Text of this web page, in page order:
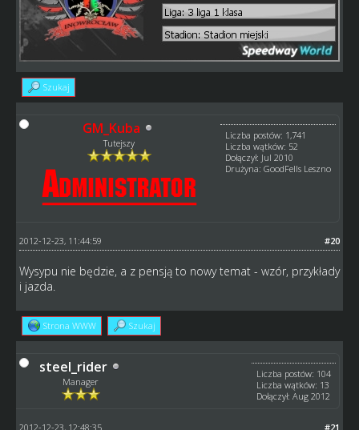
Szukaj
GM_Kuba
Tutejszy
Liczba postów: 1,741
Liczba wątków: 52
Dołączył: Jul 2010
Drużyna: GoodFells Leszno
#20
2012-12-23, 11:44:59
Wysypu nie będzie, a z pensją to nowy temat - wzór, przykłady
i jazda.
Strona WWW Szukaj
steel_rider
Manager
Liczba postów: 104
Liczba wątków: 13
Dołączył: Aug 2012
#21
2012-12-23, 12:48:35